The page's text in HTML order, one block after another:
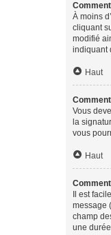
À moins
cliquant
modifié
indiquant
Haut
Vous
la
vous
Haut
Il est
message
champ
une